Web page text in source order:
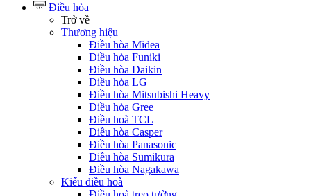
Điều hòa
Trở về
Thương hiệu
Điều hòa Midea
Điều hòa Funiki
Điều hòa Daikin
Điều hòa LG
Điều hòa Mitsubishi Heavy
Điều hòa Gree
Điều hoà TCL
Điều hòa Casper
Điều hòa Panasonic
Điều hòa Sumikura
Điều hòa Nagakawa
Kiểu điều hoà